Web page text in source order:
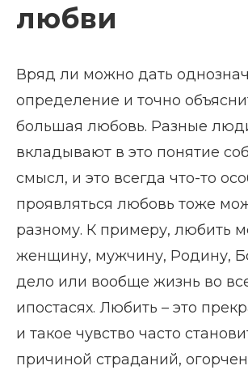
любви
Вряд ли можно дать
определение и точно
большая любовь. Разные
вкладывают в это понятие
смысл, и это всегда что-то
проявляться любовь тоже
разному. К примеру, любить
женщину, мужчину, Родину,
дело или вообще жизнь во
ипостасях. Любить – это
и такое чувство часто
причиной страданий,